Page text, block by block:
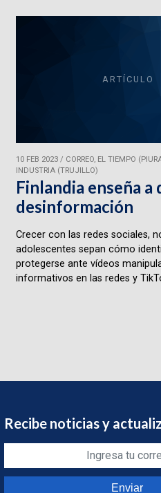
ARTÍCULO
10 FEB 2023/ CORREO, EL TIEMPO
INDUSTRIA (TRUJILLO)
Finlandia enseña
desinformación
Crecer con las redes sociales,
adolescentes sepan cómo
protegerse ante vídeos
informativos en las redes y
Recibe noticias y